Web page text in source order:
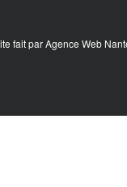
fait parAgence Web